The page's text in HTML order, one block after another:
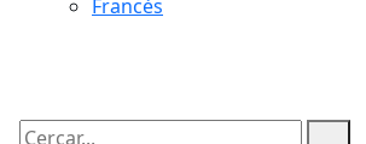
Francès